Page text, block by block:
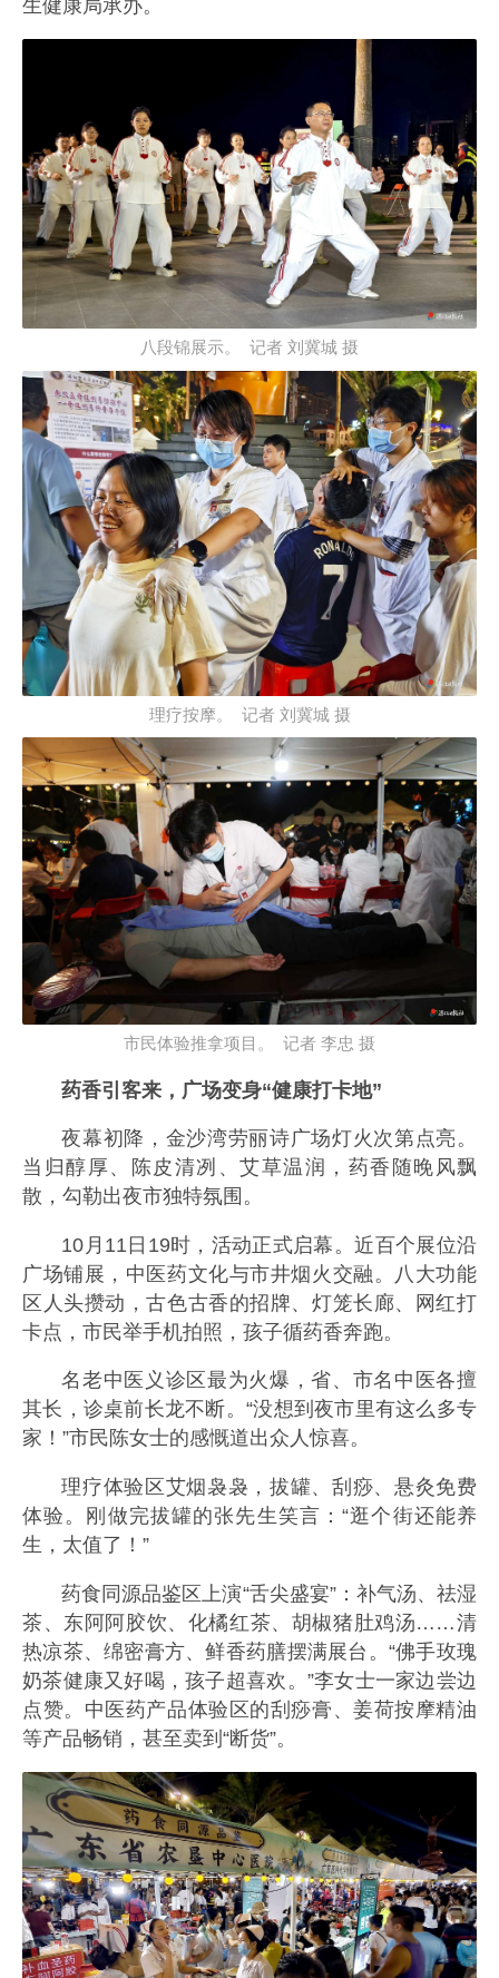
生健康局承办。
八段锦展示。 记者 刘冀城 摄
理疗按摩。 记者 刘冀城 摄
市民体验推拿项目。 记者 李忠 摄
药香引客来，广场变身“健康打卡地”
夜幕初降，金沙湾劳丽诗广场灯火次第点亮。
当归醇厚、陈皮清冽、艾草温润，药香随晚风飘
散，勾勒出夜市独特氛围。
10月11日19时，活动正式启幕。近百个展位沿
广场铺展，中医药文化与市井烟火交融。八大功能
区人头攒动，古色古香的招牌、灯笼长廊、网红打
卡点，市民举手机拍照，孩子循药香奔跑。
名老中医义诊区最为火爆，省、市名中医各擅
其长，诊桌前长龙不断。“没想到夜市里有这么多专
家！”市民陈女士的感慨道出众人惊喜。
理疗体验区艾烟袅袅，拔罐、刮痧、悬灸免费
体验。刚做完拔罐的张先生笑言：“逛个街还能养
生，太值了！”
药食同源品鉴区上演“舌尖盛宴”：补气汤、祛湿
茶、东阿阿胶饮、化橘红茶、胡椒猪肚鸡汤……清
热凉茶、绵密膏方、鲜香药膳摆满展台。“佛手玫瑰
奶茶健康又好喝，孩子超喜欢。”李女士一家边尝边
点赞。中医药产品体验区的刮痧膏、姜荷按摩精油
等产品畅销，甚至卖到“断货”。